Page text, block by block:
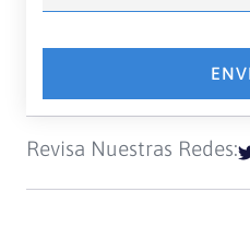
Revisa Nuestras Redes: